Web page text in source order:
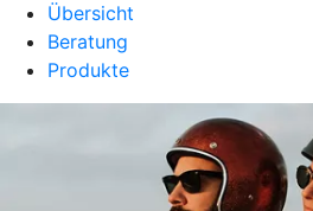
Übersicht
Beratung
Produkte